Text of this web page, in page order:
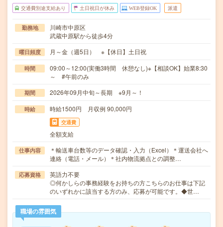
交通費別途支給あり 土日祝日が休み WEB登録OK 派遣
勤務地
川崎市中原区
武蔵中原駅から徒歩4分
曜日頻度 月～金（週5日） ※【休日】土日祝
時間
09:00～12:00(実働3時間 休憩なし)※【相談OK】始業8:30
～ #午前のみ
期間 2026年09月中旬～長期 ※9月～！
時給 時給1500円 月収例 90,000円
交通費
全額支給
仕事内容
＊輸送車台数等のデータ確認・入力（Excel）＊運送会社へ
連絡（電話・メール）＊社内物流拠点との調整…
応募資格
英語力不要
◎何かしらの事務経験をお持ちの方こちらのお仕事は下記
のいずれかに該当する方のみ、応募が可能です。◆世…
職場の雰囲気